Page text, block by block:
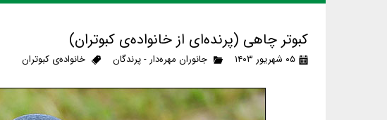
کبوتر چاهی (پرنده‌ای از خانواده‌ی کبوتران)
۰۵ شهریور ۱۴۰۳ جانوران مهره‌دار - پرندگان خانواده‌ی کبوتران